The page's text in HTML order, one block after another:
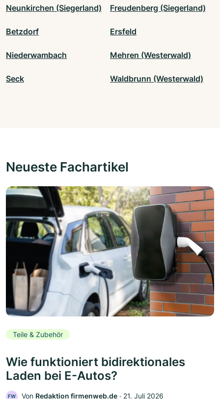
Neunkirchen (Siegerland) Freudenberg (Siegerland)
Betzdorf Ersfeld
Niederwambach Mehren (Westerwald)
Seck Waldbrunn (Westerwald)
Neueste Fachartikel
Teile & Zubehör
Wie funktioniert bidirektionales
Laden bei E-Autos?
FW Von Redaktion firmenweb.de ‧ 21. Juli 2026